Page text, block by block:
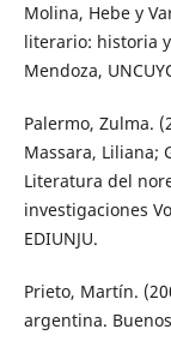
Molina, Hebe y
literario: historia
Mendoza,
Palermo, Zulma.
Massara, Liliana;
Literatura del
investigaciones
EDIUNJU.
Prieto, Martín.
argentina.